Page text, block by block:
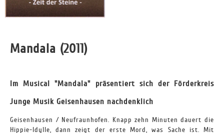
Mandala (2011)
Im Musical "Mandala" präsentiert sich der Förderkreis
Junge Musik Geisenhausen nachdenklich
Geisenhausen / Neufraunhofen. Knapp zehn Minuten dauert die
Hippie-Idylle, dann zeigt der erste Mord, was Sache ist. Mit